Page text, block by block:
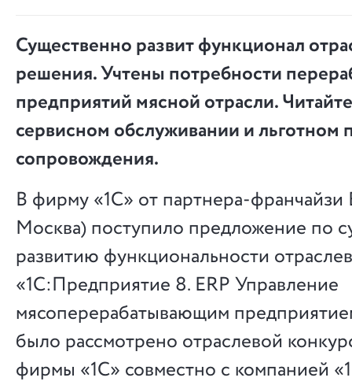
Существенно развит функционал
решения. Учтены потребности
предприятий мясной отрасли.
сервисном обслуживании и льготном
сопровождения.
В фирму «1С» от партнера-франчайзи
Москва) поступило предложение по
развитию функциональности
«1С:Предприятие 8. ERP Управление
мясоперерабатывающим
было рассмотрено отраслевой
фирмы «1С» совместно с компанией